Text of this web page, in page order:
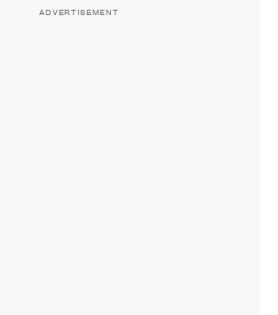
ADVERTISEMENT